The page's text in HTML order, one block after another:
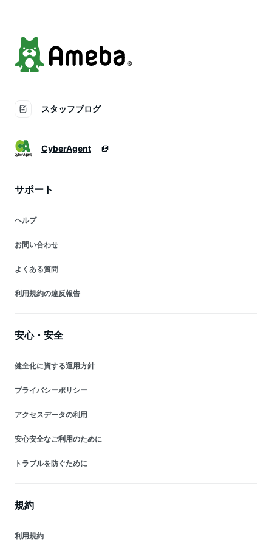
スタッフブログ
CyberAgent
サポート
ヘルプ
お問い合わせ
よくある質問
利用規約の違反報告
安心・安全
健全化に資する運用方針
プライバシーポリシー
アクセスデータの利用
安心安全なご利用のために
トラブルを防ぐために
規約
利用規約